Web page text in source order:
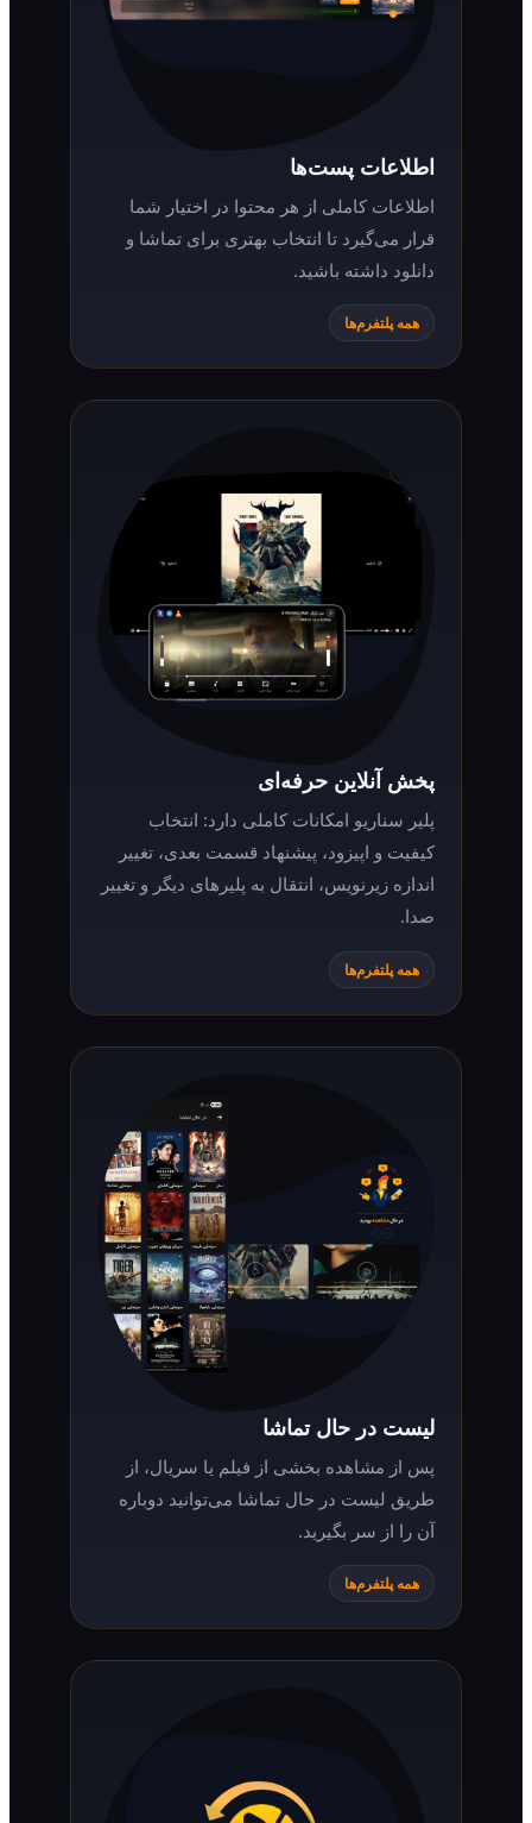
اطلاعات پست‌ها
اطلاعات کاملی از هر محتوا در اختیار شما
قرار می‌گیرد تا انتخاب بهتری برای تماشا و
دانلود داشته باشید.
همه پلتفرم‌ها
پخش آنلاین حرفه‌ای
پلیر سناریو امکانات کاملی دارد: انتخاب
کیفیت و اپیزود، پیشنهاد قسمت بعدی، تغییر
اندازه زیرنویس، انتقال به پلیرهای دیگر و تغییر
همه پلتفرم‌ها
لیست در حال تماشا
پس از مشاهده بخشی از فیلم یا سریال، از
طریق لیست در حال تماشا می‌توانید دوباره
آن را از سر بگیرید.
همه پلتفرم‌ها